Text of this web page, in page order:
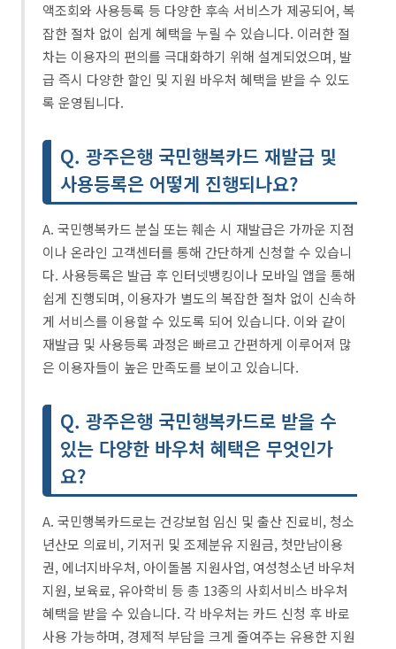
액조회와 사용등록 등 다양한 후속 서비스가 제공되어, 복
잡한 절차 없이 쉽게 혜택을 누릴 수 있습니다. 이러한 절
차는 이용자의 편의를 극대화하기 위해 설계되었으며, 발
급 즉시 다양한 할인 및 지원 바우처 혜택을 받을 수 있도
록 운영됩니다.
Q. 광주은행 국민행복카드 재발급 및
사용등록은 어떻게 진행되나요?
A. 국민행복카드 분실 또는 훼손 시 재발급은 가까운 지점
이나 온라인 고객센터를 통해 간단하게 신청할 수 있습니
다. 사용등록은 발급 후 인터넷뱅킹이나 모바일 앱을 통해
쉽게 진행되며, 이용자가 별도의 복잡한 절차 없이 신속하
게 서비스를 이용할 수 있도록 되어 있습니다. 이와 같이
재발급 및 사용등록 과정은 빠르고 간편하게 이루어져 많
은 이용자들이 높은 만족도를 보이고 있습니다.
Q. 광주은행 국민행복카드로 받을 수
있는 다양한 바우처 혜택은 무엇인가
요?
A. 국민행복카드로는 건강보험 임신 및 출산 진료비, 청소
년산모 의료비, 기저귀 및 조제분유 지원금, 첫만남이용
권, 에너지바우처, 아이돌봄 지원사업, 여성청소년 바우처
지원, 보육료, 유아학비 등 총 13종의 사회서비스 바우처
혜택을 받을 수 있습니다. 각 바우처는 카드 신청 후 바로
사용 가능하며, 경제적 부담을 크게 줄여주는 유용한 지원